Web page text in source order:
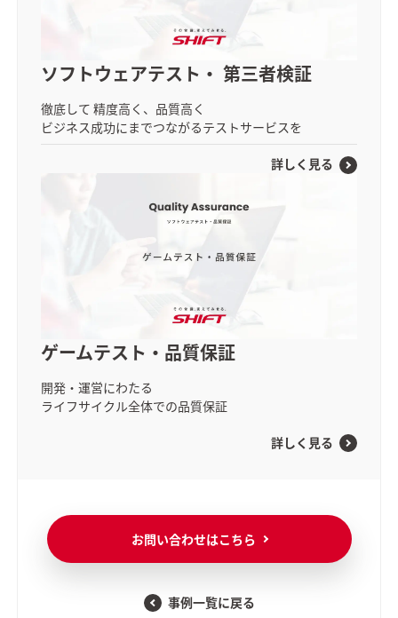
ソフトウェアテスト・ 第三者検証
徹底して精度高く、品質高く
ビジネス成功にまでつながるテストサービスを
詳しく見る
ゲームテスト・品質保証
開発・運営にわたる
ライフサイクル全体での品質保証
詳しく見る
お問い合わせはこちら
事例一覧に戻る